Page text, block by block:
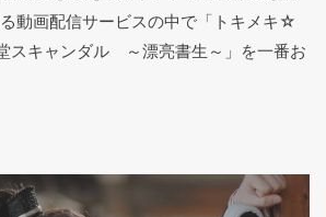
動画配信サービスの中で「トキメキ☆
スキャンダル ～漂亮書生～」を一番お